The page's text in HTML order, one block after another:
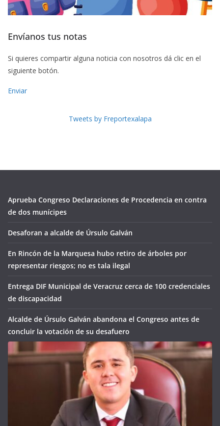
Envíanos tus notas
Si quieres compartir alguna noticia con nosotros dá clic en el
siguiente botón.
Enviar
Tweets by Freportexalapa
Aprueba Congreso Declaraciones de Procedencia en contra
de dos munícipes
Desaforan a alcalde de Úrsulo Galván
En Rincón de la Marquesa hubo retiro de árboles por
representar riesgos; no es tala ilegal
Entrega DIF Municipal de Veracruz cerca de 100 credenciales
de discapacidad
Alcalde de Úrsulo Galván abandona el Congreso antes de
concluir la votación de su desafuero